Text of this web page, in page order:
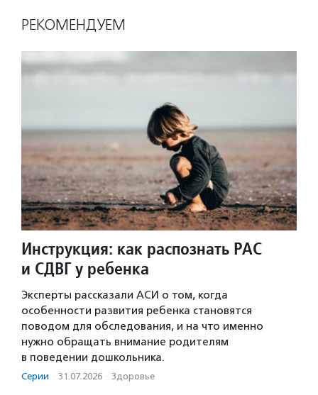
РЕКОМЕНДУЕМ
Инструкция: как распознать РАС
и СДВГ у ребенка
Эксперты рассказали АСИ о том, когда
особенности развития ребенка становятся
поводом для обследования, и на что именно
нужно обращать внимание родителям
в поведении дошкольника.
Серии · 31.07.2026 · Здоровье